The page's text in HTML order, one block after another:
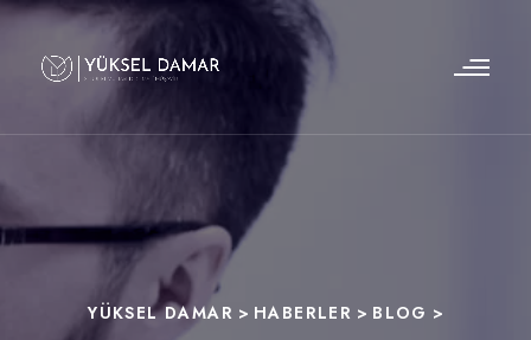
YÜKSEL DAMAR > HABERLER > BLOG >